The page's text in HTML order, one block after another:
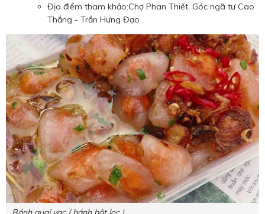
Địa điểm tham khảo:Chợ Phan Thiết, Góc ngã tư Cao
Thắng - Trần Hưng Đạo